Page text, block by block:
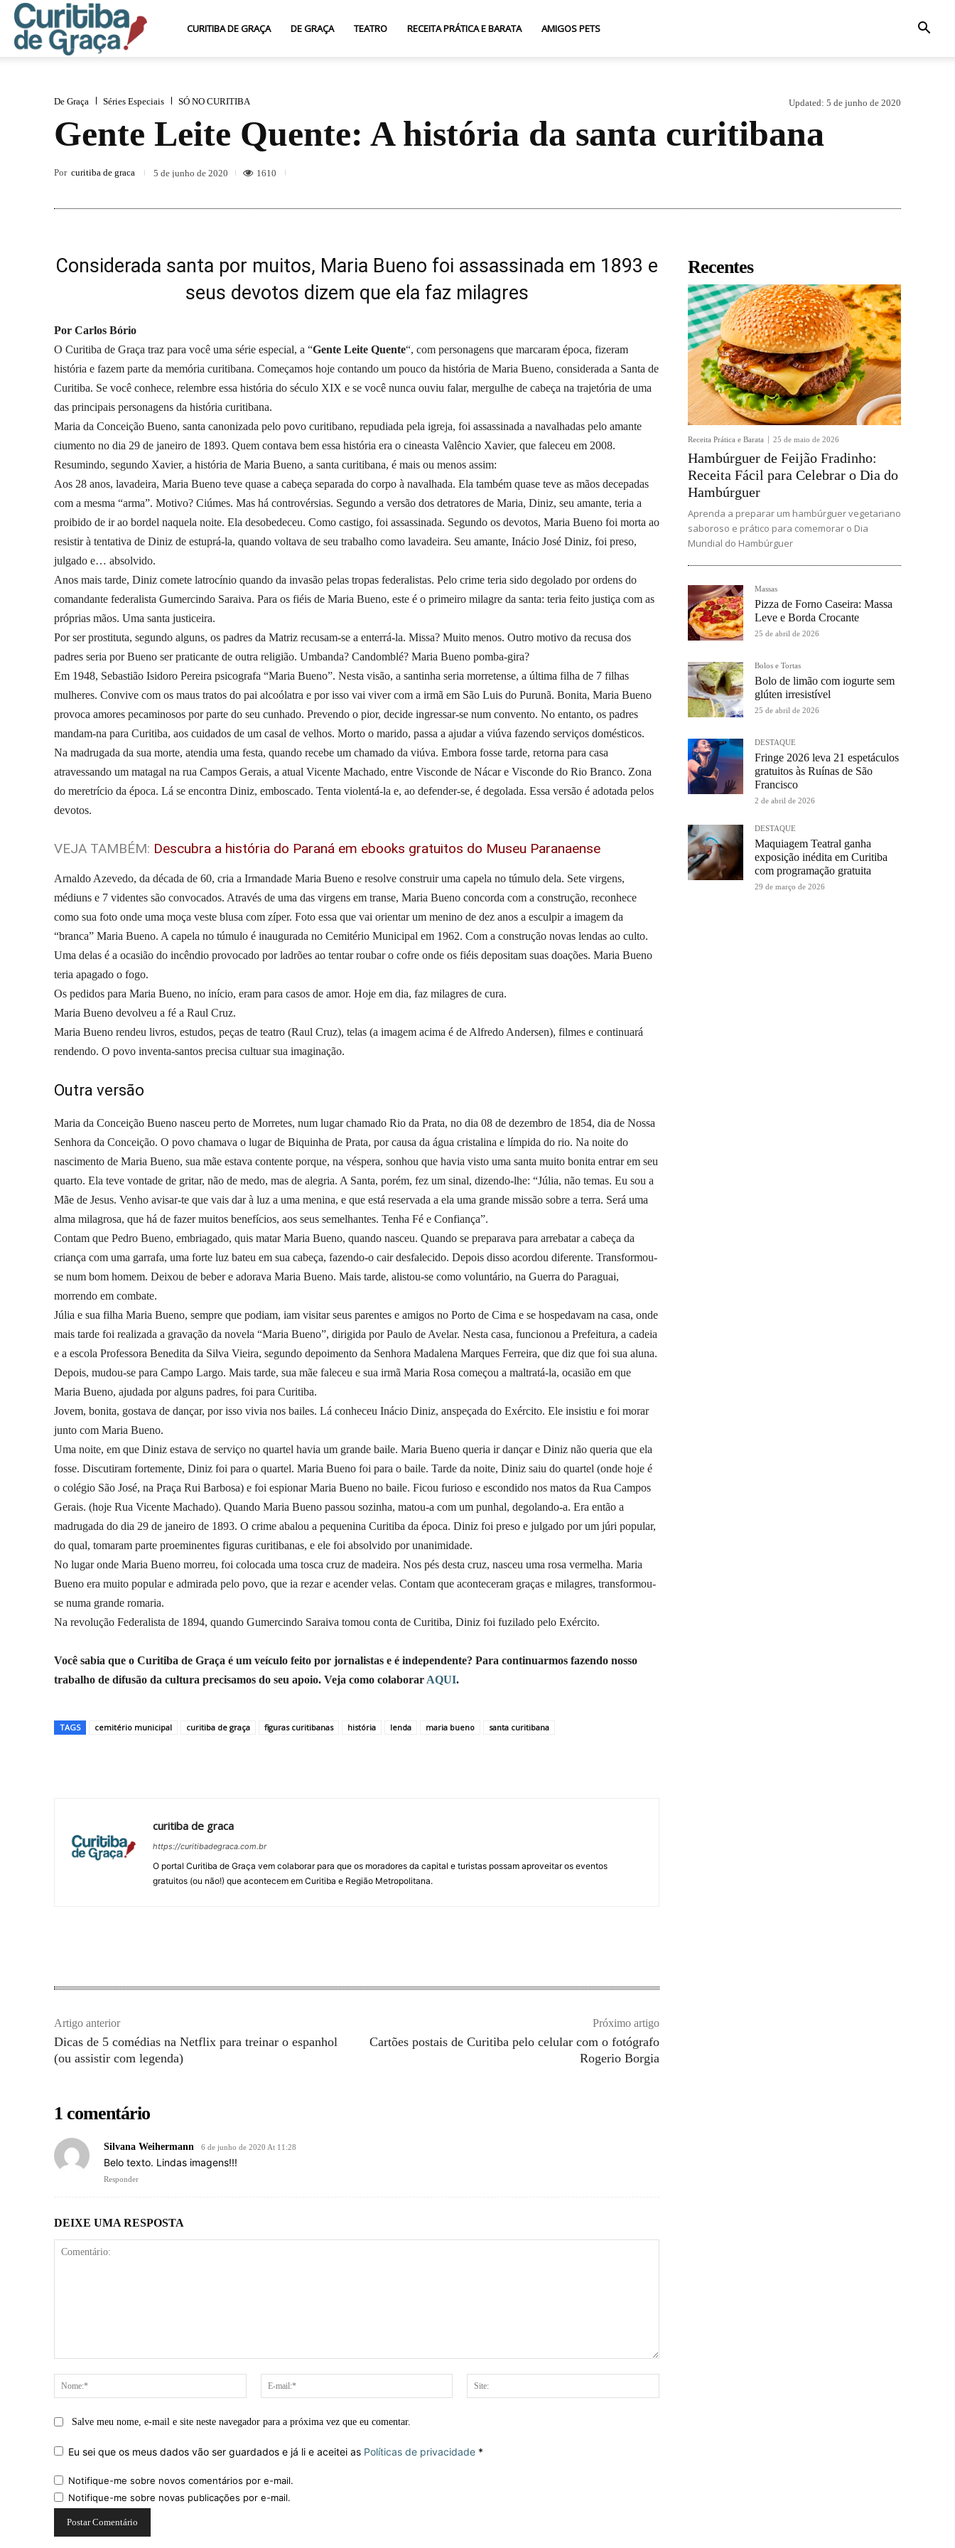
Curitiba
Graça
CURITIBA DE GRAÇA DE GRAÇA TEATRO RECEITA PRÁTICA E BARATA AMIGOS PETS
De Graça Séries Especiais SÓ NO CURITIBA Updated: 5 de junho de 2020
Gente Leite Quente: A história da santa curitibana
Por curitiba de graca 5 de junho de 2020 1610
Considerada santa por muitos, Maria Bueno foi assassinada em 1893 e
seus devotos dizem que ela faz milagres
Por Carlos Bório
O Curitiba de Graça traz para você uma série especial, a “Gente Leite Quente“, com personagens que marcaram época, fizeram
história e fazem parte da memória curitibana. Começamos hoje contando um pouco da história de Maria Bueno, considerada a Santa de
Curitiba. Se você conhece, relembre essa história do século XIX e se você nunca ouviu falar, mergulhe de cabeça na trajetória de uma
das principais personagens da história curitibana.
Maria da Conceição Bueno, santa canonizada pelo povo curitibano, repudiada pela igreja, foi assassinada a navalhadas pelo amante
ciumento no dia 29 de janeiro de 1893. Quem contava bem essa história era o cineasta Valêncio Xavier, que faleceu em 2008.
Resumindo, segundo Xavier, a história de Maria Bueno, a santa curitibana, é mais ou menos assim:
Aos 28 anos, lavadeira, Maria Bueno teve quase a cabeça separada do corpo à navalhada. Ela também quase teve as mãos decepadas
com a mesma “arma”. Motivo? Ciúmes. Mas há controvérsias. Segundo a versão dos detratores de Maria, Diniz, seu amante, teria a
proibido de ir ao bordel naquela noite. Ela desobedeceu. Como castigo, foi assassinada. Segundo os devotos, Maria Bueno foi morta ao
resistir à tentativa de Diniz de estuprá-la, quando voltava de seu trabalho como lavadeira. Seu amante, Inácio José Diniz, foi preso,
julgado e… absolvido.
Anos mais tarde, Diniz comete latrocínio quando da invasão pelas tropas federalistas. Pelo crime teria sido degolado por ordens do
comandante federalista Gumercindo Saraiva. Para os fiéis de Maria Bueno, este é o primeiro milagre da santa: teria feito justiça com as
próprias mãos. Uma santa justiceira.
Por ser prostituta, segundo alguns, os padres da Matriz recusam-se a enterrá-la. Missa? Muito menos. Outro motivo da recusa dos
padres seria por Bueno ser praticante de outra religião. Umbanda? Candomblé? Maria Bueno pomba-gira?
Em 1948, Sebastião Isidoro Pereira psicografa “Maria Bueno”. Nesta visão, a santinha seria morretense, a última filha de 7 filhas
mulheres. Convive com os maus tratos do pai alcoólatra e por isso vai viver com a irmã em São Luis do Purunã. Bonita, Maria Bueno
provoca amores pecaminosos por parte do seu cunhado. Prevendo o pior, decide ingressar-se num convento. No entanto, os padres
mandam-na para Curitiba, aos cuidados de um casal de velhos. Morto o marido, passa a ajudar a viúva fazendo serviços domésticos.
Na madrugada da sua morte, atendia uma festa, quando recebe um chamado da viúva. Embora fosse tarde, retorna para casa
atravessando um matagal na rua Campos Gerais, a atual Vicente Machado, entre Visconde de Nácar e Visconde do Rio Branco. Zona
do meretrício da época. Lá se encontra Diniz, emboscado. Tenta violentá-la e, ao defender-se, é degolada. Essa versão é adotada pelos
devotos.
VEJA TAMBÉM: Descubra a história do Paraná em ebooks gratuitos do Museu Paranaense
Arnaldo Azevedo, da década de 60, cria a Irmandade Maria Bueno e resolve construir uma capela no túmulo dela. Sete virgens,
médiuns e 7 videntes são convocados. Através de uma das virgens em transe, Maria Bueno concorda com a construção, reconhece
como sua foto onde uma moça veste blusa com zíper. Foto essa que vai orientar um menino de dez anos a esculpir a imagem da
“branca” Maria Bueno. A capela no túmulo é inaugurada no Cemitério Municipal em 1962. Com a construção novas lendas ao culto.
Uma delas é a ocasião do incêndio provocado por ladrões ao tentar roubar o cofre onde os fiéis depositam suas doações. Maria Bueno
teria apagado o fogo.
Os pedidos para Maria Bueno, no início, eram para casos de amor. Hoje em dia, faz milagres de cura.
Maria Bueno devolveu a fé a Raul Cruz.
Maria Bueno rendeu livros, estudos, peças de teatro (Raul Cruz), telas (a imagem acima é de Alfredo Andersen), filmes e continuará
rendendo. O povo inventa-santos precisa cultuar sua imaginação.
Outra versão
Maria da Conceição Bueno nasceu perto de Morretes, num lugar chamado Rio da Prata, no dia 08 de dezembro de 1854, dia de Nossa
Senhora da Conceição. O povo chamava o lugar de Biquinha de Prata, por causa da água cristalina e límpida do rio. Na noite do
nascimento de Maria Bueno, sua mãe estava contente porque, na véspera, sonhou que havia visto uma santa muito bonita entrar em seu
quarto. Ela teve vontade de gritar, não de medo, mas de alegria. A Santa, porém, fez um sinal, dizendo-lhe: “Júlia, não temas. Eu sou a
Mãe de Jesus. Venho avisar-te que vais dar à luz a uma menina, e que está reservada a ela uma grande missão sobre a terra. Será uma
alma milagrosa, que há de fazer muitos benefícios, aos seus semelhantes. Tenha Fé e Confiança”.
Contam que Pedro Bueno, embriagado, quis matar Maria Bueno, quando nasceu. Quando se preparava para arrebatar a cabeça da
criança com uma garrafa, uma forte luz bateu em sua cabeça, fazendo-o cair desfalecido. Depois disso acordou diferente. Transformou-
se num bom homem. Deixou de beber e adorava Maria Bueno. Mais tarde, alistou-se como voluntário, na Guerra do Paraguai,
morrendo em combate.
Júlia e sua filha Maria Bueno, sempre que podiam, iam visitar seus parentes e amigos no Porto de Cima e se hospedavam na casa, onde
mais tarde foi realizada a gravação da novela “Maria Bueno”, dirigida por Paulo de Avelar. Nesta casa, funcionou a Prefeitura, a cadeia
e a escola Professora Benedita da Silva Vieira, segundo depoimento da Senhora Madalena Marques Ferreira, que diz que foi sua aluna.
Depois, mudou-se para Campo Largo. Mais tarde, sua mãe faleceu e sua irmã Maria Rosa começou a maltratá-la, ocasião em que
Maria Bueno, ajudada por alguns padres, foi para Curitiba.
Jovem, bonita, gostava de dançar, por isso vivia nos bailes. Lá conheceu Inácio Diniz, anspeçada do Exército. Ele insistiu e foi morar
junto com Maria Bueno.
Uma noite, em que Diniz estava de serviço no quartel havia um grande baile. Maria Bueno queria ir dançar e Diniz não queria que ela
fosse. Discutiram fortemente, Diniz foi para o quartel. Maria Bueno foi para o baile. Tarde da noite, Diniz saiu do quartel (onde hoje é
o colégio São José, na Praça Rui Barbosa) e foi espionar Maria Bueno no baile. Ficou furioso e escondido nos matos da Rua Campos
Gerais. (hoje Rua Vicente Machado). Quando Maria Bueno passou sozinha, matou-a com um punhal, degolando-a. Era então a
madrugada do dia 29 de janeiro de 1893. O crime abalou a pequenina Curitiba da época. Diniz foi preso e julgado por um júri popular,
do qual, tomaram parte proeminentes figuras curitibanas, e ele foi absolvido por unanimidade.
No lugar onde Maria Bueno morreu, foi colocada uma tosca cruz de madeira. Nos pés desta cruz, nasceu uma rosa vermelha. Maria
Bueno era muito popular e admirada pelo povo, que ia rezar e acender velas. Contam que aconteceram graças e milagres, transformou-
se numa grande romaria.
Na revolução Federalista de 1894, quando Gumercindo Saraiva tomou conta de Curitiba, Diniz foi fuzilado pelo Exército.
Você sabia que o Curitiba de Graça é um veículo feito por jornalistas e é independente? Para continuarmos fazendo nosso
trabalho de difusão da cultura precisamos do seu apoio. Veja como colaborar AQUI.
TAGS cemitério municipal curitiba de graça figuras curitibanas história lenda maria bueno santa curitibana
curitiba de graca
https://curitibadegraca.com.br
O portal Curitiba de Graça vem colaborar para que os moradores da capital e turistas possam aproveitar os eventos
gratuitos (ou não!) que acontecem em Curitiba e Região Metropolitana.
Artigo anterior
Dicas de 5 comédias na Netflix para treinar o espanhol
(ou assistir com legenda)
Próximo artigo
Cartões postais de Curitiba pelo celular com o fotógrafo
Rogerio Borgia
1 comentário
Silvana Weihermann 6 de junho de 2020 At 11:28
Belo texto. Lindas imagens!!!
Responder
DEIXE UMA RESPOSTA
Nome:*
mail:*
Salve meu nome, e-mail e site neste navegador para a próxima vez que eu comentar.
Eu sei que os meus dados vão ser guardados e já li e aceitei as Políticas de privacidade *
Notifique-me sobre novos comentários por e-mail.
Notifique-me sobre novas publicações por e-mail.
Recentes
Receita Prática e Barata 25 de maio de 2026
Hambúrguer de Feijão Fradinho:
Receita Fácil para Celebrar o Dia do
Hambúrguer
Aprenda a preparar um hambúrguer vegetariano
saboroso e prático para comemorar o Dia
Mundial do Hambúrguer
Massas
Pizza de Forno Caseira: Massa
Leve e Borda Crocante
25 de abril de 2026
Bolos e Tortas
Bolo de limão com iogurte sem
glúten irresistível
25 de abril de 2026
DESTAQUE
Fringe 2026 leva 21 espetáculos
gratuitos às Ruínas de São
Francisco
2 de abril de 2026
DESTAQUE
Maquiagem Teatral ganha
exposição inédita em Curitiba
com programação gratuita
29 de março de 2026